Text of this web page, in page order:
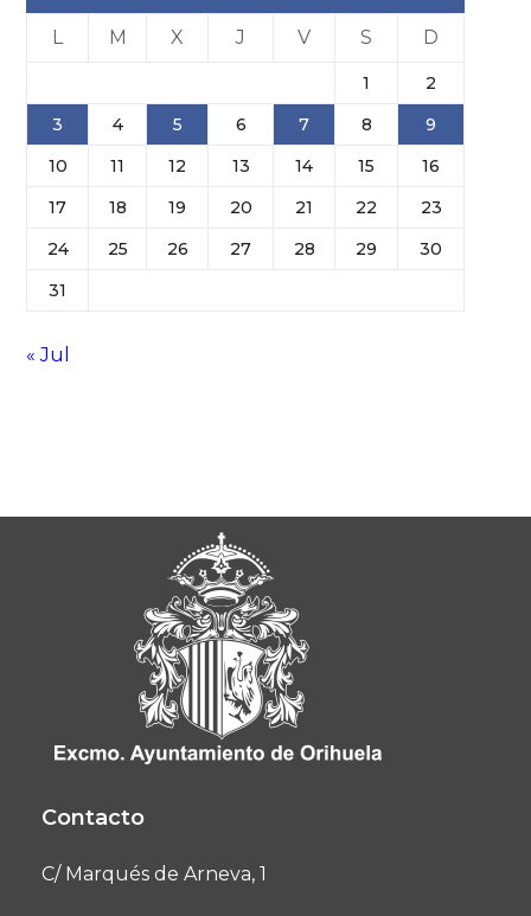
L M X J V S D
1
2
3
4 5 6 7 8
9
10
11 12 13 14 15
16
17
18 19 20 21 22
23
24
25 26 27 28 29
30
31
« Jul
Contacto
C/ Marqués de Arneva, 1